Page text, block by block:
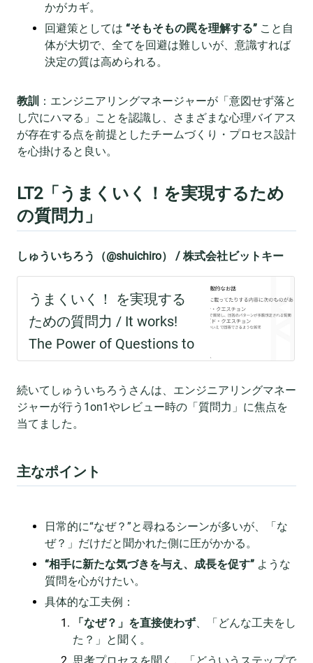
かがカギ。
回避策としては “そもそもの罠を理解する” こと自
体が大切で、全てを回避は難しいが、意識すれば
決定の質は高められる。
教訓 ：エンジニアリングマネージャーが「意図せず落と
し穴にハマる」ことを認識し、さまざまな心理バイアス
が存在する点を前提としたチームづくり・プロセス設計
を心掛けると良い。
LT2「うまくいく！を実現するため
の質問力」
しゅういちろう（@shuichiro） / 株式会社ビットキー
続いてしゅういちろうさんは、エンジニアリングマネー
ジャーが行う1on1やレビュー時の「質問力」に焦点を
当てました。
主なポイント
日常的に“なぜ？”と尋ねるシーンが多いが、「な
ぜ？」だけだと聞かれた側に圧がかかる。
“相手に新たな気づきを与え、成長を促す” ような
質問を心がけたい。
具体的な工夫例：
「なぜ？」を直接使わず、「どんな工夫をし
た？」と聞く。